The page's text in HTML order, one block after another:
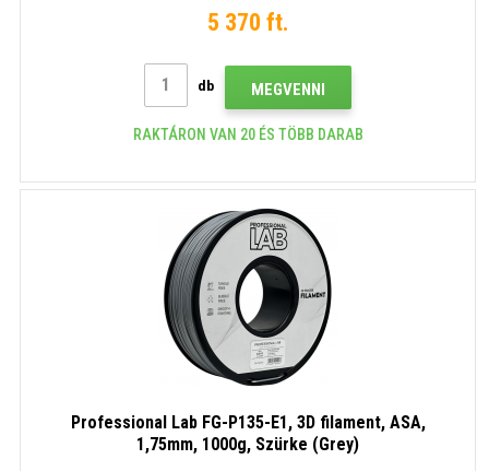
5 370 ft.
db MEGVENNI
RAKTÁRON VAN 20 ÉS TÖBB DARAB
Professional Lab FG-P135-E1, 3D filament, ASA,
1,75mm, 1000g, Szürke (Grey)